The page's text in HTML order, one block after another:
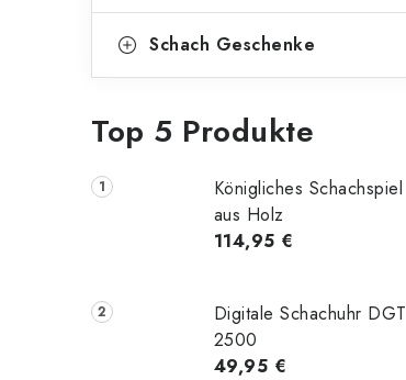
Schach Geschenke
Top 5 Produkte
Königliches Schachspiel
aus Holz
114,95 €
Digitale Schachuhr DGT
2500
49,95 €